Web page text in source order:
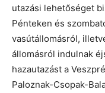
utazási lehetőséget
Pénteken és
vasútállomásról,
állomásról indulnak
hazautazást a
Paloznak-Csopak-